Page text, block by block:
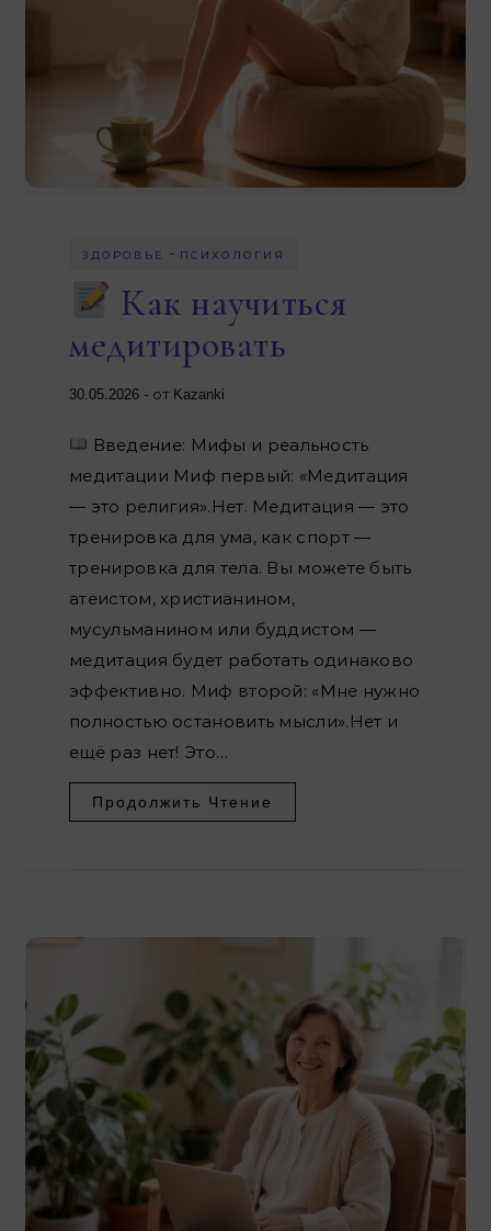
ЗДОРОВЬЕ - ПСИХОЛОГИЯ
Как научиться
медитировать
30.05.2026 - от Kazanki
Введение: Мифы и реальность
медитации Миф первый: «Медитация
— это религия».Нет. Медитация — это
тренировка для ума, как спорт —
тренировка для тела. Вы можете быть
атеистом, христианином,
мусульманином или буддистом —
медитация будет работать одинаково
эффективно. Миф второй: «Мне нужно
полностью остановить мысли».Нет и
ещё раз нет! Это…
Продолжить Чтение